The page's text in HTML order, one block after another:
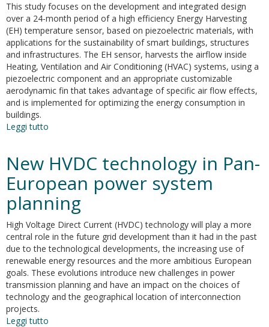
This study focuses on the development and integrated design
over a 24-month period of a high efficiency Energy Harvesting
(EH) temperature sensor, based on piezoelectric materials, with
applications for the sustainability of smart buildings, structures
and infrastructures. The EH sensor, harvests the airflow inside
Heating, Ventilation and Air Conditioning (HVAC) systems, using a
piezoelectric component and an appropriate customizable
aerodynamic fin that takes advantage of specific air flow effects,
and is implemented for optimizing the energy consumption in
buildings.
Leggi tutto
a
energy
harvesting
sensor:
From
concept
to
reality
New HVDC technology in Pan-
European power system
planning
High Voltage Direct Current (HVDC) technology will play a more
central role in the future grid development than it had in the past
due to the technological developments, the increasing use of
renewable energy resources and the more ambitious European
goals. These evolutions introduce new challenges in power
transmission planning and have an impact on the choices of
technology and the geographical location of interconnection
projects.
Leggi tutto